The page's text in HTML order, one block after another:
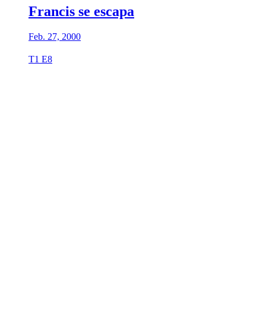
Francis se escapa
Feb. 27, 2000
T1 E8